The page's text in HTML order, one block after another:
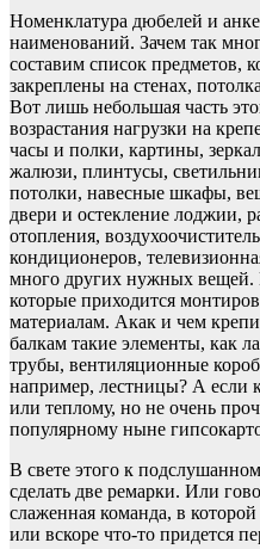
Номенклатура дюбелей и
наименований. Зачем так
составим список предметов,
закреплены на стенах,
Вот лишь небольшая часть
возрастания нагрузки на
часы и полки, картины,
жалюзи, плинтусы,
потолки, навесные шкафы,
двери и остекление лоджии,
отопления,
кондиционеров,
много других нужных вещей.
которые приходится
материалам. Акак и чем
балкам такие элементы, как
трубы, вентиляционные
например, лестницы? А если
или теплому, но не очень
популярному ныне
В свете этого к
сделать две ремарки. Или
слаженная команда, в
или вскоре что-то придется